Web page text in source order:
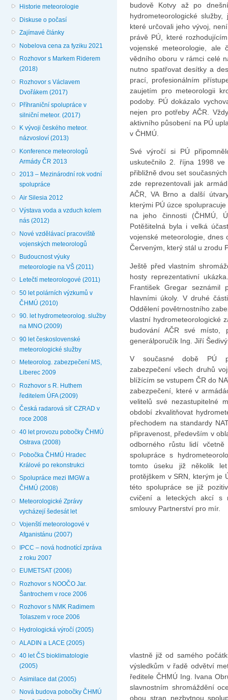
Historie meteorologie
Diskuse o počasí
Zajímavé články
Nobelova cena za fyziku 2021
Rozhovor s Markem Riderem
(2018)
Rozhovor s Václavem
Dvořákem (2017)
Příhraniční spolupráce v
silniční meteor. (2017)
K vývoji českého meteor.
názvosloví (2013)
Konference meteorologů
Armády ČR 2013
2013 – Mezinárodní rok vodní
spolupráce
Air Silesia 2012
Výstava voda a vzduch kolem
nás (2012)
Nové vzdělávací pracoviště
vojenských meteorologů
Budoucnost výuky
meteorologie na VŠ (2011)
Letečtí meteorologové (2011)
50 let polárních výzkumů v
ČHMÚ (2010)
90. let hydrometeorolog. služby
na MNO (2009)
90 let československé
meteorologické služby
Meteorolog. zabezpečení MS,
Liberec 2009
Rozhovor s R. Huthem
ředitelem ÚFA (2009)
Česká radarová síť CZRAD v
roce 2008
40 let provozu pobočky ČHMÚ
Ostrava (2008)
Pobočka ČHMÚ Hradec
Králové po rekonstrukci
Spolupráce mezi IMGW a
ČHMÚ (2008)
Meteorologické Zprávy
vycházejí šedesát let
Vojenští meteorologové v
Afganistánu (2007)
IPCC – nová hodnotící zpráva
z roku 2007
EUMETSAT (2006)
Rozhovor s NOOČO Jar.
Šantrochem v roce 2006
Rozhovor s NMK Radimem
Tolaszem v roce 2006
Hydrologická výročí (2005)
ALADIN a LACE (2005)
40 let ČS bioklimatologie
(2005)
Asimilace dat (2005)
Nová budova pobočky ČHMÚ
budově Kotvy až po
hydrometeorologické
které určovali jeho vývoj,
právě PÚ, které
vojenské meteorologie, ale
vědního oboru v rámci celé
nutno spatřovat desítky a
prací, profesionálním
zaujetím pro meteorologii
podoby. PÚ dokázalo
nejen pro potřeby AČR.
aktivního působení na PÚ
v ČHMÚ.
Své výročí si PÚ
uskutečnilo 2. října 1998
přibližně dvou set
zde reprezentovali jak
AČR, VA Brno a další
kterými PÚ úzce
na jeho činnosti (ČHMÚ,
Potěšitelná byla i velká
vojenské meteorologie, dnes
Červeným, který stál u zrodu
Ještě před vlastním
hosty reprezentativní
František Gregar seznámil
hlavními úkoly. V druhé
Oddělení povětrnostního
vlastní hydrometeorologické
budování AČR své místo,
generálporučík Ing. Jiří
V současné době PÚ
zabezpečení všech druhů
blížícím se vstupem ČR do
zabezpečení, které v
velitelů své nezastupitelné
období zkvalitňovat
přechodem na standardy
připravenost, především v
odborného růstu lidí
spolupráce s
tomto úseku již několik
protějškem v SRN, kterým je
této spolupráce se již
cvičení a leteckých akcí s
smlouvy Partnerství pro mír.
vlastně již od samého
výsledkům v řadě odvětví
ředitele ČHMÚ Ing. Ivana
slavnostním shromáždění
obou stran nezbytnou